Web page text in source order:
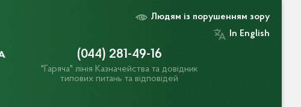
Людям із порушенням зору
In English
(044) 281-49-16
"Гаряча" лінія Казначейства та довідник
типових питань та відповідей